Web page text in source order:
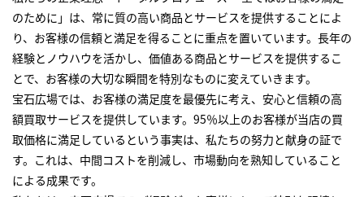
のために」は、常に質の高い商品とサービスを提供することによ
り、お客様の信頼と満足を得ることに重点を置いています。長年の
経験とノウハウを活かし、価値ある商品とサービスを提供するこ
とで、お客様の大切な瞬間を特別なものに変えていきます。
宝石広場では、お客様の満足度を最優先に考え、安心と信頼の高
額買取サービスを提供しています。95％以上のお客様が当店の買
取価格に満足しているという事実は、私たちの努力と献身の証で
す。これは、中間コストを削減し、市場動向を熟知していること
による成果です。